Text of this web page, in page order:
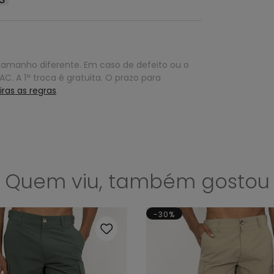
diferente. Em caso de defeito ou o
A 1ª troca é gratuita. O prazo para
as regras.
Quem viu, também gostou
-30%